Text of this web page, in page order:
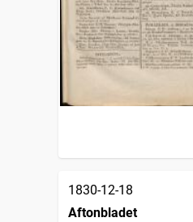
1830-12-18
Aftonbladet